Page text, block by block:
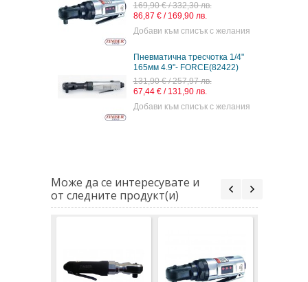
169,90 € / 332,30 лв.
86,87 € / 169,90 лв.
Добави към списък с желания
Пневматична тресчотка 1/4"
165мм 4.9"- FORCE(82422)
131,90 € / 257,97 лв.
67,44 € / 131,90 лв.
Добави към списък с желания
Може да се интересувате и
от следните продукт(и)